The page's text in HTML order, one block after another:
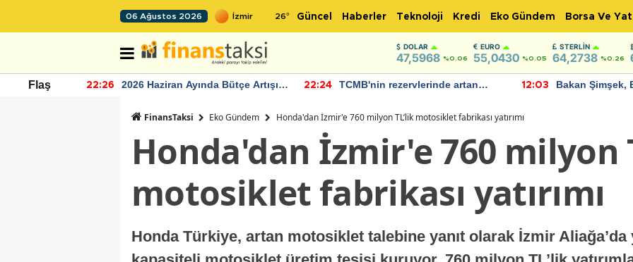
06 Ağustos 2026 26° Güncel Haberler Teknoloji Kredi Eko Gündem Borsa Ve
DOLAR
47,5968 %0.06
EURO
55,0430 %0.05
STERLIN
64,2738 %0.26
Flaş 22:26
2026 Haziran Ayında Bütçe Artışı
22:24
TCMB'nin rezervlerinde artan
12:03
Bakan Şimşek,
FinansTaksi Eko Gündem Honda'dan İzmir'e 760 milyon TL’lik motosiklet fabrikası yatırımı
Honda'dan İzmir'e 760 milyon
motosiklet fabrikası yatırımı
Honda Türkiye, artan motosiklet talebine yanıt olarak İzmir Aliağa’da